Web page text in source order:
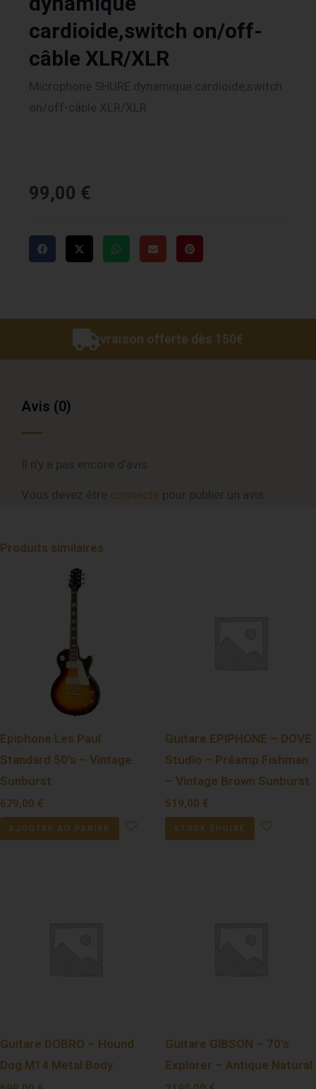
cardioide,switch on/off-
câble XLR/XLR
Microphone SHURE dynamique cardioide,switch
on/off-câble XLR/XLR
99,00 €
Livraison offerte dès 150€
Avis (0)
connecté
Produits similaires
Epiphone Les Paul
Standard 50’s – Vintage
Sunburst
679,00 €
AJOUTER AU PANIER
Guitare EPIPHONE – DOVE
Studio – Préamp Fishman
– Vintage Brown Sunburst
519,00 €
STOCK ÉPUISÉ
Guitare DOBRO – Hound
Dog M14 Metal Body
Guitare GIBSON – 70’s
Explorer – Antique Natural